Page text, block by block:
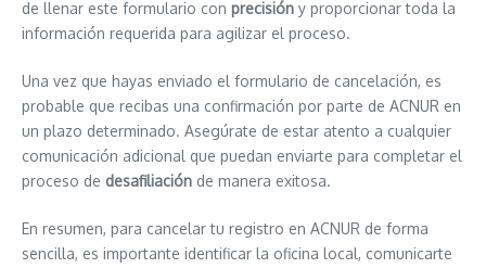
de llenar este formulario con precisión y proporcionar toda la
información requerida para agilizar el proceso.
Una vez que hayas enviado el formulario de cancelación, es
probable que recibas una confirmación por parte de ACNUR en
un plazo determinado. Asegúrate de estar atento a cualquier
comunicación adicional que puedan enviarte para completar el
proceso de desafiliación de manera exitosa.
En resumen, para cancelar tu registro en ACNUR de forma
sencilla, es importante identificar la oficina local, comunicarte